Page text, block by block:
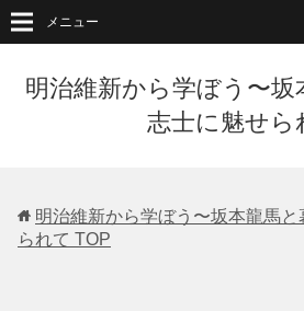
明治維新から学ぼう〜坂
志士に魅せら
メニュー
明治維新から学ぼう〜坂本龍馬
られて TOP